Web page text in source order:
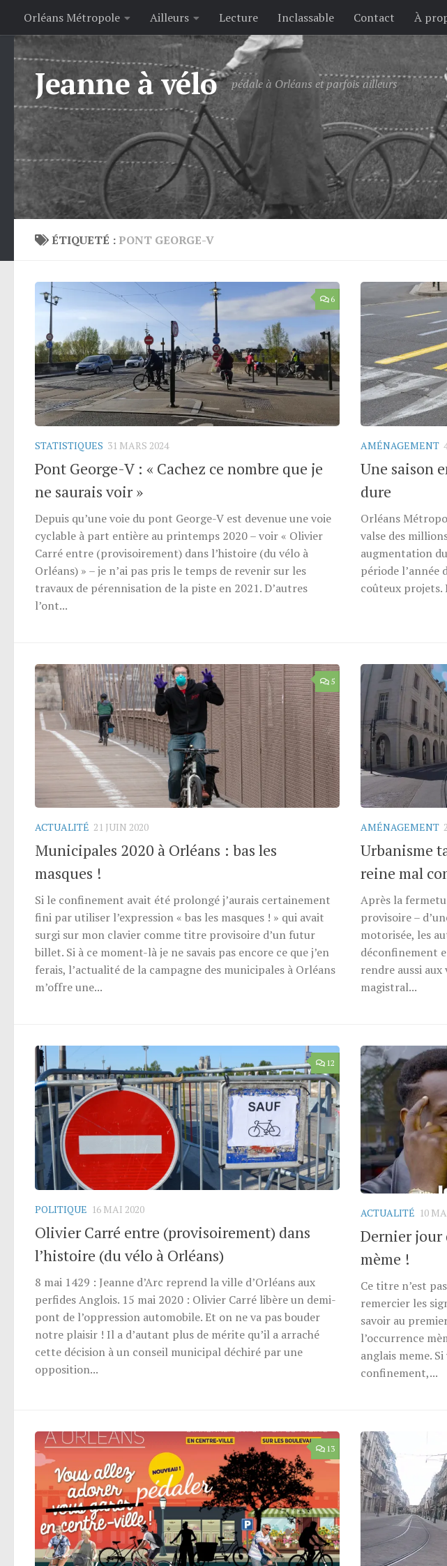
Skip to content
Orléans Métropole Ailleurs Lecture Inclassable Contact À
Jeanne à vélo pédale à Orléans et parfois ailleurs
ÉTIQUETÉ : PONT GEORGE-V
6
STATISTIQUES 31 MARS 2024
Pont George-V : « Cachez ce nombre que je
ne saurais voir »
Depuis qu’une voie du pont George-V est devenue une voie
cyclable à part entière au printemps 2020 – voir « Olivier
Carré entre (provisoirement) dans l’histoire (du vélo à
Orléans) » – je n’ai pas pris le temps de revenir sur les
travaux de pérennisation de la piste en 2021. D’autres
l’ont...
AMÉNAGEMENT
Une saison
dure
Orléans
valse des
augmentation
période l’année
coûteux projets.
5
ACTUALITÉ 21 JUIN 2020
Municipales 2020 à Orléans : bas les
masques !
Si le confinement avait été prolongé j’aurais certainement
fini par utiliser l’expression « bas les masques ! » qui avait
surgi sur mon clavier comme titre provisoire d’un futur
billet. Si à ce moment-là je ne savais pas encore ce que j’en
ferais, l’actualité de la campagne des municipales à Orléans
m’offre une...
AMÉNAGEMENT
Urbanisme
reine mal
Après la
provisoire –
motorisée, les
déconfinement
rendre aussi aux
magistral...
12
POLITIQUE 16 MAI 2020
Olivier Carré entre (provisoirement) dans
l’histoire (du vélo à Orléans)
8 mai 1429 : Jeanne d’Arc reprend la ville d’Orléans aux
perfides Anglois. 15 mai 2020 : Olivier Carré libère un demi-
pont de l’oppression automobile. Et on ne va pas bouder
notre plaisir ! Il a d’autant plus de mérite qu’il a arraché
cette décision à un conseil municipal déchiré par une
opposition...
ACTUALITÉ 10
Dernier jour
mème !
Ce titre n’est
remercier les
savoir au
l’occurrence
anglais meme.
confinement,...
13